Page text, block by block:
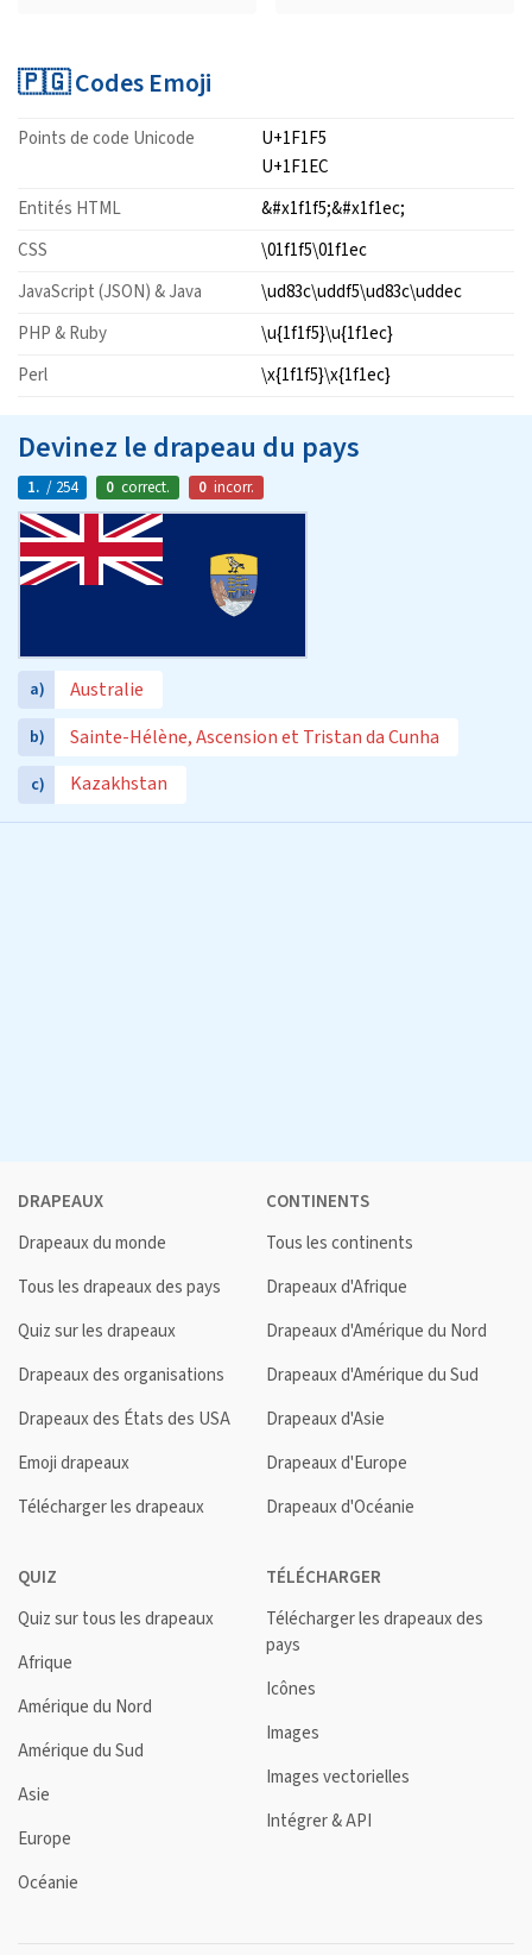
🇵🇬 Codes Emoji
Points de code Unicode
U+1F1F5
U+1F1EC
Entités HTML
&#x1f1f5;&#x1f1ec;
CSS
\01f1f5\01f1ec
JavaScript (JSON) & Java
\ud83c\uddf5\ud83c\uddec
PHP & Ruby
\u{1f1f5}\u{1f1ec}
Perl
\x{1f1f5}\x{1f1ec}
Devinez le drapeau du pays
1. / 254 0 correct. 0 incorr.
a) Australie
b) Sainte-Hélène, Ascension et Tristan da Cunha
c) Kazakhstan
DRAPEAUX
Drapeaux du monde
Tous les drapeaux des pays
Quiz sur les drapeaux
Drapeaux des organisations
Drapeaux des États des USA
Emoji drapeaux
Télécharger les drapeaux
CONTINENTS
Tous les continents
Drapeaux d'Afrique
Drapeaux d'Amérique du Nord
Drapeaux d'Amérique du Sud
Drapeaux d'Asie
Drapeaux d'Europe
Drapeaux d'Océanie
QUIZ
Quiz sur tous les drapeaux
Afrique
Amérique du Nord
Amérique du Sud
Asie
Europe
Océanie
TÉLÉCHARGER
Télécharger les drapeaux des
pays
Icônes
Images
Images vectorielles
Intégrer & API